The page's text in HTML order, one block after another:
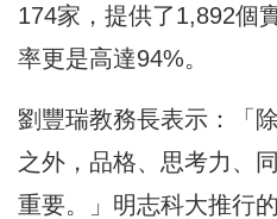
174家，提供了1,892個
率更是高達94%。
劉豐瑞教務長表示：「
之外，品格、思考力、
重要。」明志科大推行